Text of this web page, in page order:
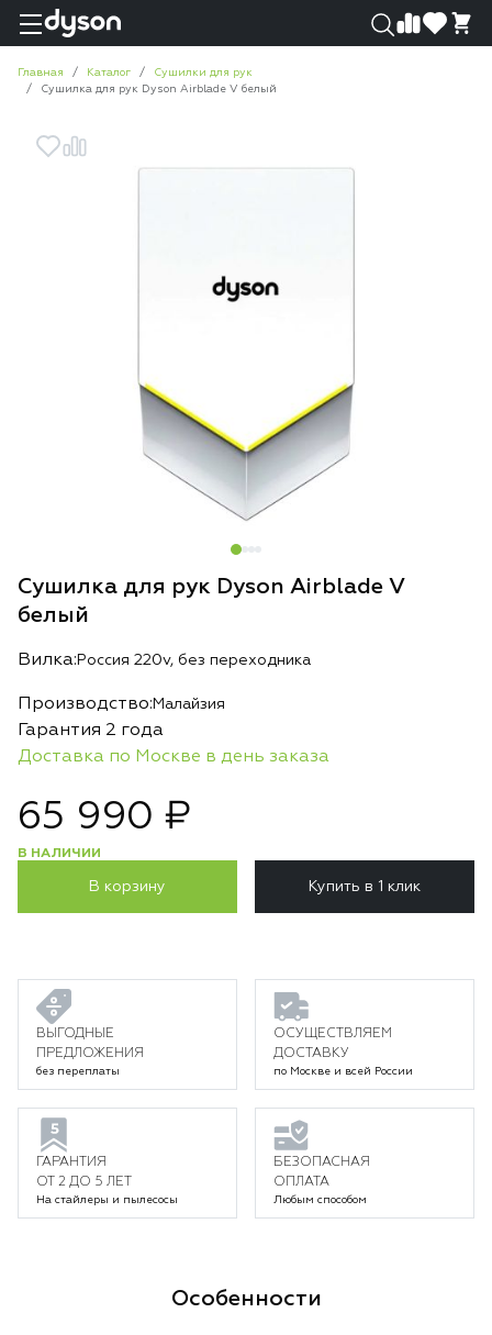
Главная Каталог
Сушилки для рук
Сушилка для рук Dyson Airblade V белый
Сушилка для рук Dyson Airblade V
белый
Вилка: Россия 220v, без переходника
Производство: Малайзия
Гарантия 2 года
Доставка по Москве в день заказа
65 990 ₽
В НАЛИЧИИ
В корзину Купить в 1 клик
ВЫГОДНЫЕ
ПРЕДЛОЖЕНИЯ
без переплаты
ОСУЩЕСТВЛЯЕМ
ДОСТАВКУ
по Москве и всей России
ГАРАНТИЯ
ОТ 2 ДО 5 ЛЕТ
На стайлеры и пылесосы
БЕЗОПАСНАЯ
ОПЛАТА
Любым способом
Особенности